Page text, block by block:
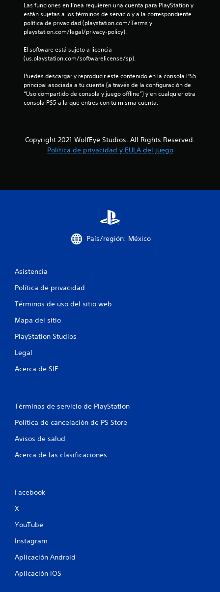
Las funciones en línea requieren una cuenta para PlayStation y
están sujetas a los términos de servicio y a la correspondiente
política de privacidad (playstation.com/Terms y
playstation.com/legal/privacy-policy).
El software está sujeto a licencia
(us.playstation.com/softwarelicense/sp).
Puedes descargar y reproducir este contenido en la consola PS5
principal asociada a tu cuenta (a través de la configuración de
“Uso compartido de consola y juego offline”) y en cualquier otra
consola PS5 a la que entres con tu misma cuenta.
Copyright 2021 WolfEye Studios. All Rights Reserved.
Política de privacidad y EULA del juego
País/región: México
Asistencia
Política de privacidad
Términos de uso del sitio web
Mapa del sitio
PlayStation Studios
Legal
Acerca de SIE
Términos de servicio de PlayStation
Política de cancelación de PS Store
Avisos de salud
Acerca de las clasificaciones
Facebook
X
YouTube
Instagram
Aplicación Android
Aplicación iOS